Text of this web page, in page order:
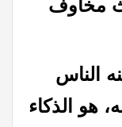
مخاوف
الناس
هو الذكاء